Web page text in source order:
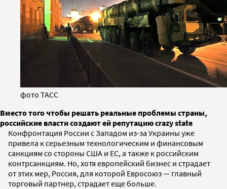
фото ТАСС
Вместо того чтобы решать реальные проблемы страны,
российские власти создают ей репутацию crazy state
Конфронтация России с Западом из-за Украины уже
привела к серьезным технологическим и финансовым
санкциям со стороны США и ЕС, а также к российским
контрсанкциям. Но, хотя европейский бизнес и страдает
от этих мер, Россия, для которой Евросоюз — главный
торговый партнер, страдает еще больше.